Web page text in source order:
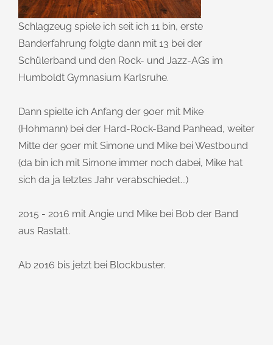
Schlagzeug spiele ich seit ich 11 bin, erste
Banderfahrung folgte dann mit 13 bei der
Schülerband und den Rock- und Jazz-AGs im
Humboldt Gymnasium Karlsruhe.
Dann spielte ich Anfang der 90er mit Mike
(Hohmann) bei der Hard-Rock-Band Panhead, weiter
Mitte der 90er mit Simone und Mike bei Westbound
(da bin ich mit Simone immer noch dabei, Mike hat
sich da ja letztes Jahr verabschiedet...)
2015 - 2016 mit Angie und Mike bei Bob der Band
aus Rastatt.
Ab 2016 bis jetzt bei Blockbuster.